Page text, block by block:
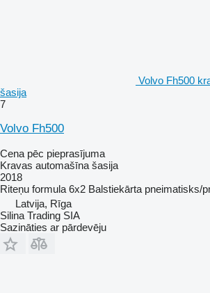
Volvo Fh500
šasija
7
Volvo Fh500
Cena pēc pieprasījuma
Kravas automašīna šasija
2018
Riteņu formula 6x2 Balstiekārta pneimatisks/
Latvija, Rīga
Silina Trading SIA
Sazināties ar pārdevēju